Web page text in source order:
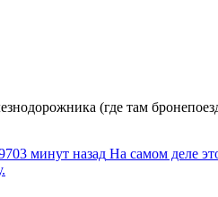
(где там
минут назад На самом деле